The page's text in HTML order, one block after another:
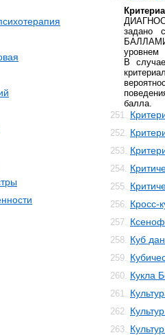
задано
БАЛЛАМИ
В
балла.
251.
252.
253.
254.
255.
256. Кросс-
257.
258. Куб
259.
260. Кукла
261.
262.
263.